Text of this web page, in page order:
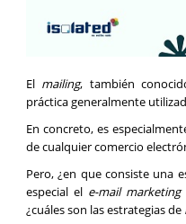
El mailing, también
práctica generalmente
En concreto, es
de cualquier comercio
Pero, ¿en que consiste una
especial el e-mail marketing
¿cuáles son las estrategias de